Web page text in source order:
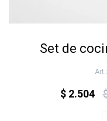
Set de
$ 2.504